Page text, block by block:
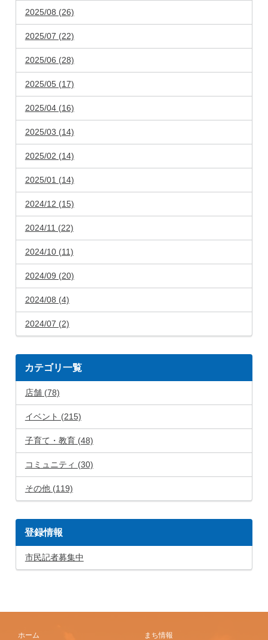
2025/08 (26)
2025/07 (22)
2025/06 (28)
2025/05 (17)
2025/04 (16)
2025/03 (14)
2025/02 (14)
2025/01 (14)
2024/12 (15)
2024/11 (22)
2024/10 (11)
2024/09 (20)
2024/08 (4)
2024/07 (2)
カテゴリ一覧
店舗 (78)
イベント (215)
子育て・教育 (48)
コミュニティ (30)
その他 (119)
登録情報
市民記者募集中
ホーム まち情報